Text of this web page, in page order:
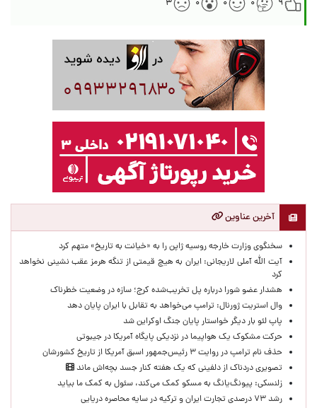
۹
۰ ۰ ۰ ۳
آخرین عناوین
سخنگوی وزارت خارجه روسیه ژاپن را به «خیانت به تاریخ» متهم کرد
آیت الله آملی لاریجانی: ایران به هیچ قیمتی از تنگه هرمز عقب نشینی نخواهد
کرد
هشدار عضو شورا درباره پل تخریب‌شده کرج؛ سازه در وضعیت خطرناک
وال‌ استریت ژورنال: ترامپ می‌خواهد به تقابل با ایران پایان دهد
پاپ لئو بار دیگر خواستار پایان جنگ اوکراین شد
حرکت مشکوک یک هواپیما در نزدیکی پایگاه آمریکا در جیبوتی
حذف نام ترامپ در روایت ۳ رئیس‌جمهور اسبق آمریکا از تاریخ کشورشان
تصویری دردناک از دلفینی که یک هفته کنار جسد بچه‌اش ماند
زلنسکی: پیونگ‌یانگ به مسکو کمک می‌کند، سئول به کمک ما بیاید
رشد ۷۳ درصدی تجارت ایران و ترکیه در سایه محاصره دریایی